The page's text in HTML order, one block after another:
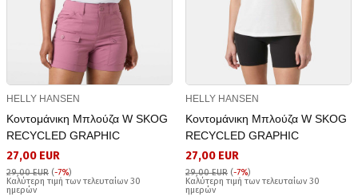
HELLY HANSEN
Κοντομάνικη Μπλούζα W SKOG
RECYCLED GRAPHIC
27,00 EUR
29,00 EUR (-7%)
Καλύτερη τιμή των τελευταίων 30
ημερών
HELLY HANSEN
Κοντομάνικη Μπλούζα W SKOG
RECYCLED GRAPHIC
27,00 EUR
29,00 EUR (-7%)
Καλύτερη τιμή των τελευταίων 30
ημερών